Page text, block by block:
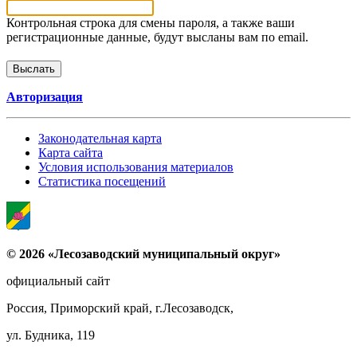
Контрольная строка для смены пароля, а также ваши
регистрационные данные, будут высланы вам по email.
Авторизация
Законодательная карта
Карта сайта
Условия использования материалов
Статистика посещений
© 2026 «Лесозаводский муниципальный округ»
официальный сайт
Россия, Приморский край, г.Лесозаводск,
ул. Будника, 119